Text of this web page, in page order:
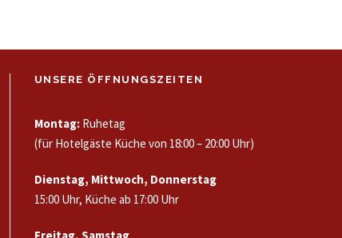
UNSERE ÖFFNUNGSZEITEN
Montag: Ruhetag
(für Hotelgäste Küche von 18:00 – 20:00 Uhr)
Dienstag, Mittwoch, Donnerstag
15:00 Uhr, Küche ab 17:00 Uhr